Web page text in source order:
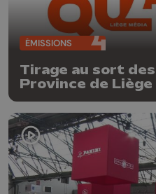
ÉMISSIONS
Tirage au sort
Province de Liège